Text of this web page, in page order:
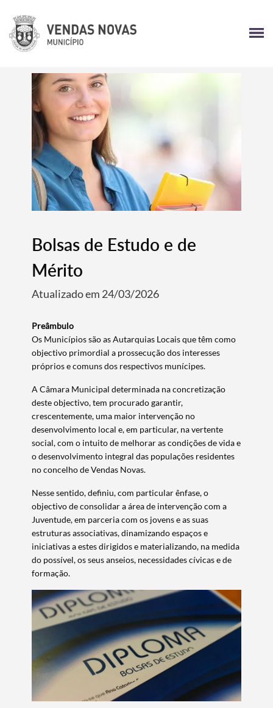
Bolsas de Estudo e de
Mérito
Atualizado em 24/03/2026
Preâmbulo
Os Municípios são as Autarquias Locais que têm como
objectivo primordial a prossecução dos interesses
próprios e comuns dos respectivos munícipes.
A Câmara Municipal determinada na concretização
deste objectivo, tem procurado garantir,
crescentemente, uma maior intervenção no
desenvolvimento local e, em particular, na vertente
social, com o intuito de melhorar as condições de vida e
o desenvolvimento integral das populações residentes
no concelho de Vendas Novas.
Nesse sentido, definiu, com particular ênfase, o
objectivo de consolidar a área de intervenção com a
Juventude, em parceria com os jovens e as suas
estruturas associativas, dinamizando espaços e
iniciativas a estes dirigidos e materializando, na medida
do possível, os seus anseios, necessidades cívicas e de
formação.